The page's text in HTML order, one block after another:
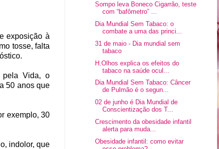
exposição à
tosse, falta
pela Vida, o
50 anos que
exemplo, 30
indolor, que
Sompo leva Boneco Cigarrão, teste
com “bafômetro” ...
Dia Mundial Sem Tabaco: o
combate a uma das princi...
31 de maio - Dia mundial sem
tabaco
H.Olhos explica os efeitos do
tabaco na saúde ocul...
Dia Mundial Sem Tabaco: Câncer
de Pulmão é o segun...
02 de junho é Dia Mundial de
Conscientização dos T...
Crescimento da obesidade infantil
alerta para muda...
Obesidade infantil: como evitar